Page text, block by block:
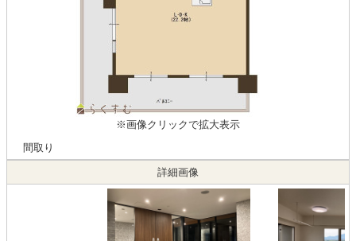
※画像クリックで拡大表示
間取り
詳細画像